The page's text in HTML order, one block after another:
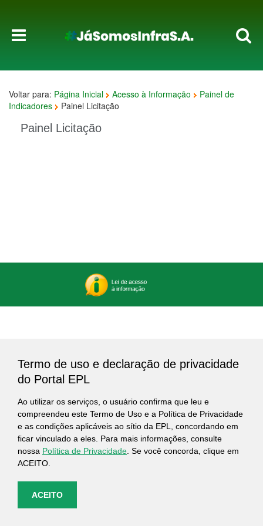
Voltar para: Página Inicial Acesso à Informação
Painel de
Indicadores
Painel Licitação
Painel Licitação
Termo de uso e declaração de privacidade
do Portal EPL
Ao utilizar os serviços, o usuário confirma que leu e
compreendeu este Termo de Uso e a Política de Privacidade
e as condições aplicáveis ao sítio da EPL, concordando em
ficar vinculado a eles. Para mais informações, consulte
nossa Política de Privacidade . Se você concorda, clique em
ACEITO.
ACEITO